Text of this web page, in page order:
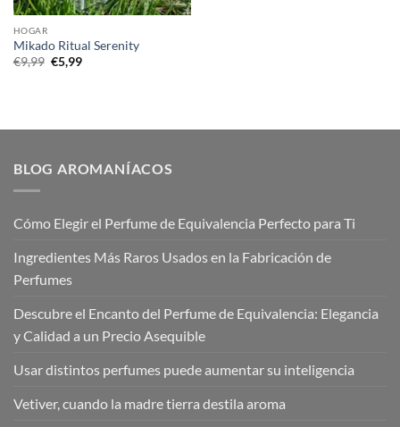
HOGAR
Mikado Ritual Serenity
€9,99 El
precio
€5,99El
BLOG AROMANÍACOS
Cómo Elegir el Perfume de Equivalencia Perfecto para Ti
Ingredientes Más Raros Usados en la Fabricación de
Perfumes
Descubre el Encanto del Perfume de Equivalencia: Elegancia
y Calidad a un Precio Asequible
Usar distintos perfumes puede aumentar su inteligencia
Vetiver, cuando la madre tierra destila aroma